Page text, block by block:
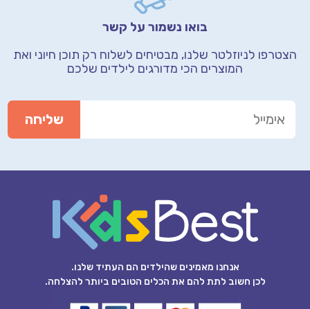
בואו נשמור על קשר
הצטרפו לניוזלטר שלנו, מבטיחים לשלוח רק תוכן חיוני ואת
המוצרים הכי מדורגים לילדים שלכם
אנחנו מאמינים שהילדים הם העתיד שלנו.
לכן חשוב לתת להם את הכלים הטובים ביותר להצלחה.